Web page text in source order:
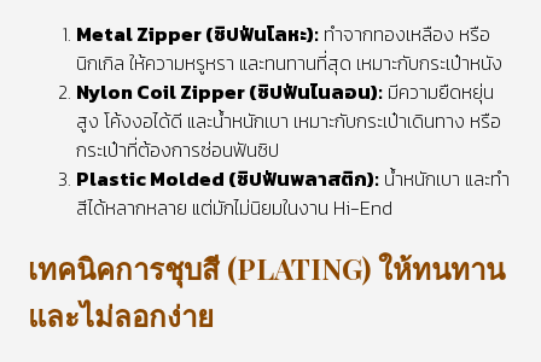
Metal Zipper (ซิปฟันโลหะ): ทำจากทองเหลือง หรือ
นิกเกิล ให้ความหรูหรา และทนทานที่สุด เหมาะกับกระเป๋าหนัง
Nylon Coil Zipper (ซิปฟันไนลอน): มีความยืดหยุ่น
สูง โค้งงอได้ดี และน้ำหนักเบา เหมาะกับกระเป๋าเดินทาง หรือ
กระเป๋าที่ต้องการซ่อนฟันซิป
Plastic Molded (ซิปฟันพลาสติก): น้ำหนักเบา และทำ
สีได้หลากหลาย แต่มักไม่นิยมในงาน Hi-End
เทคนิคการชุบสี (PLATING) ให้ทนทาน
และไม่ลอกง่าย